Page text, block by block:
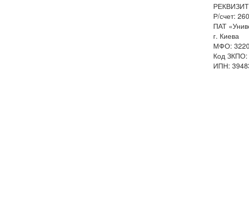
Р/счет:
ПАТ
г. Киева
МФО:
Код ЗКПО:
ИПН: